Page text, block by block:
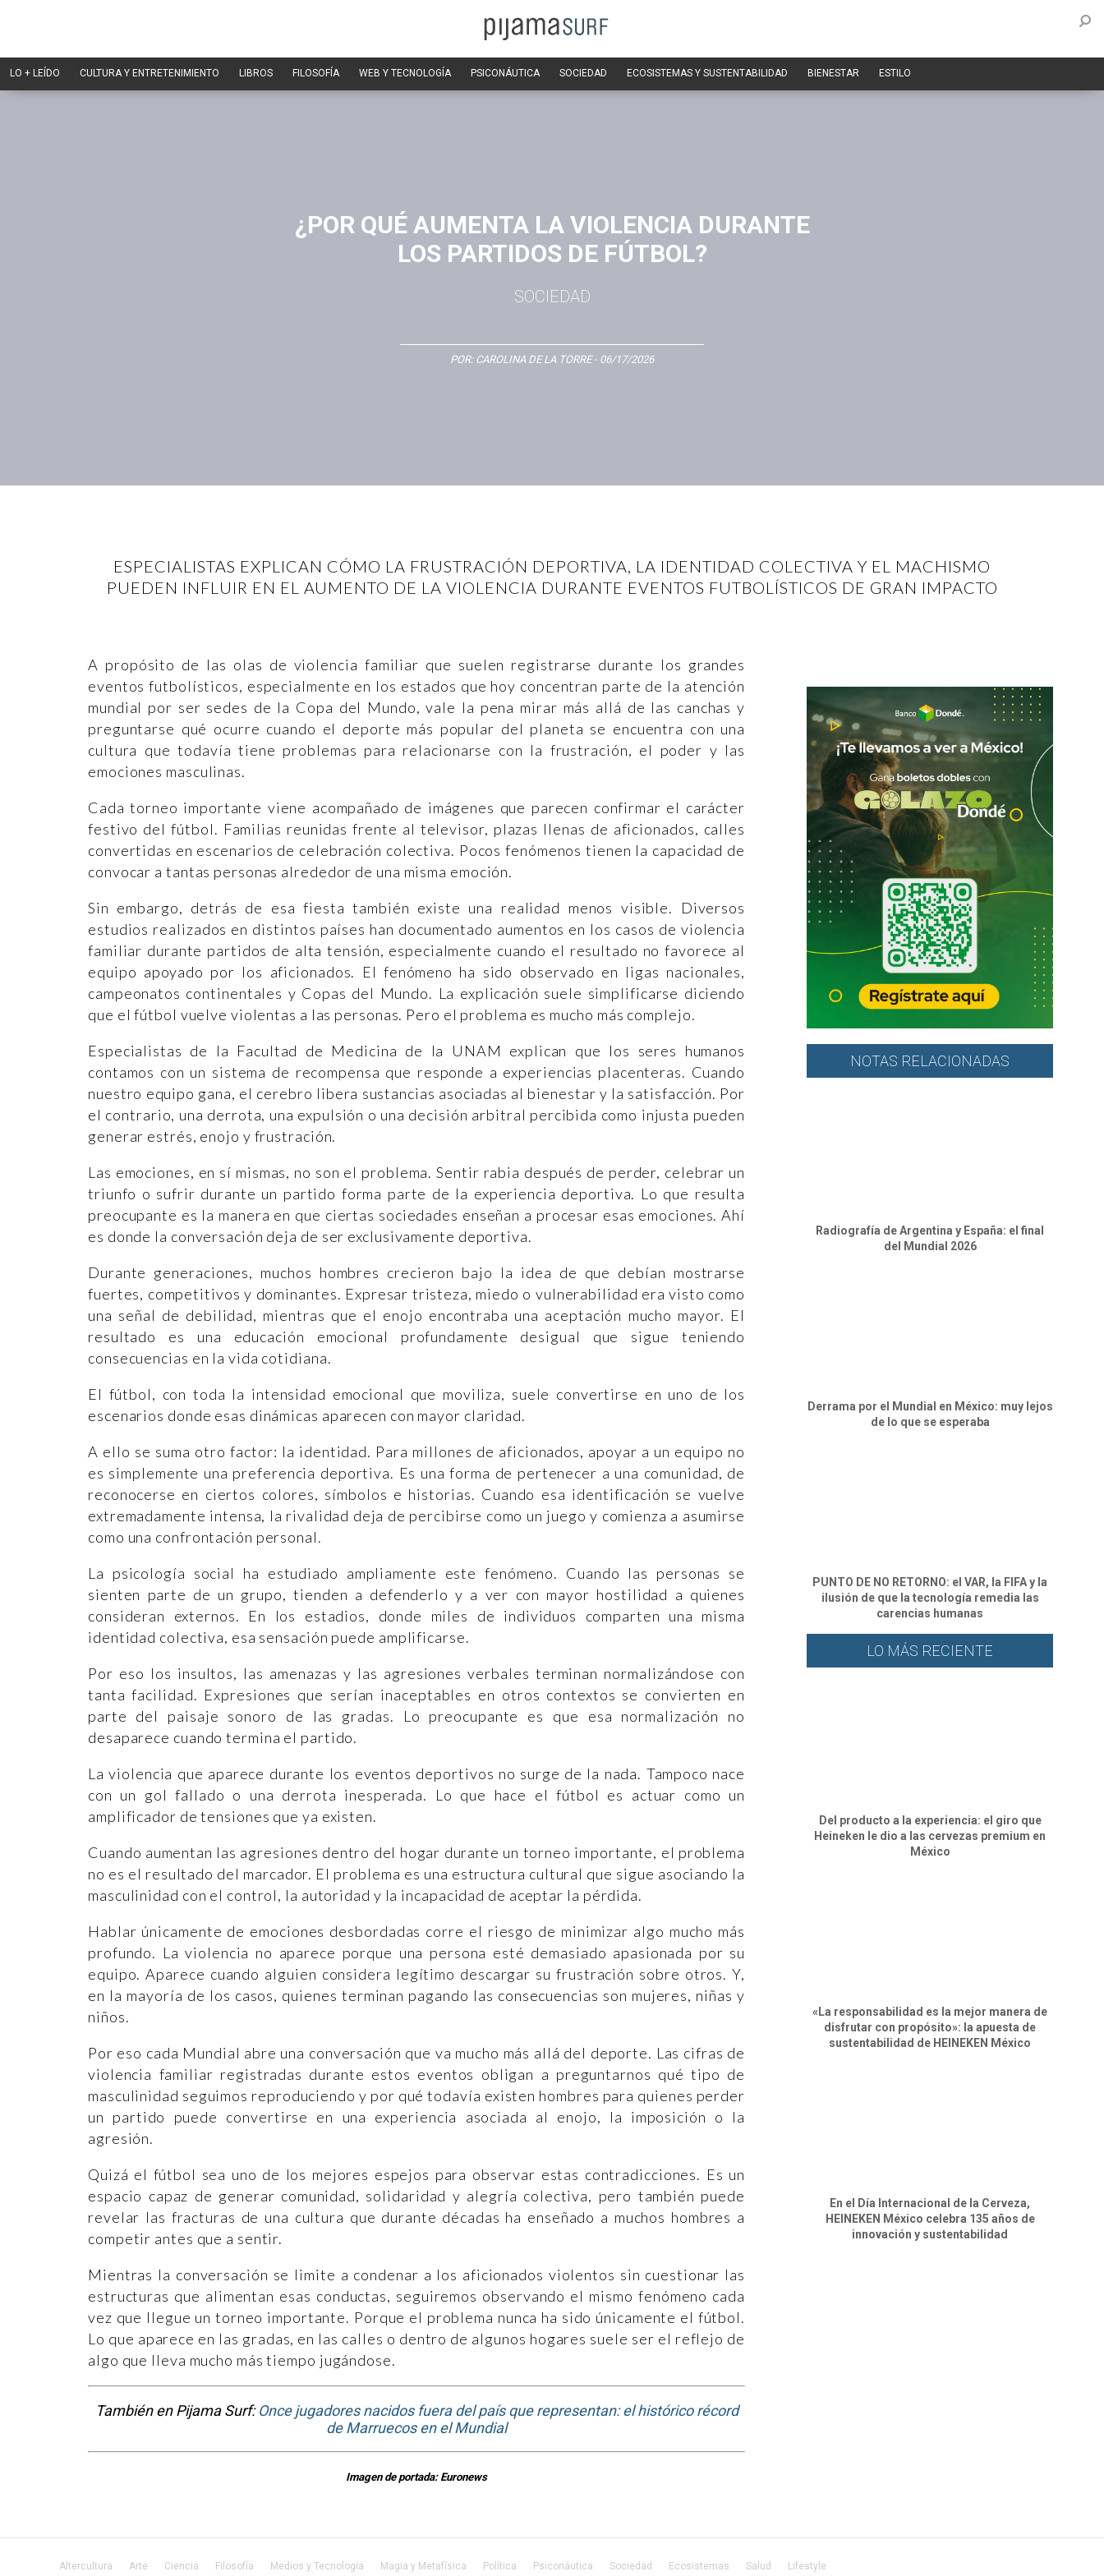
LO + LEÍDO CULTURA Y ENTRETENIMIENTO LIBROS FILOSOFÍA WEB Y TECNOLOGÍA PSICONÁUTICA SOCIEDAD ECOSISTEMAS Y SUSTENTABILIDAD BIENESTAR ESTILO
¿POR QUÉ AUMENTA LA VIOLENCIA DURANTE
LOS PARTIDOS DE FÚTBOL?
SOCIEDAD
POR: CAROLINA DE LA TORRE- 06/17/2026
ESPECIALISTAS EXPLICAN CÓMO LA FRUSTRACIÓN DEPORTIVA, LA IDENTIDAD COLECTIVA Y EL MACHISMO
PUEDEN INFLUIR EN EL AUMENTO DE LA VIOLENCIA DURANTE EVENTOS FUTBOLÍSTICOS DE GRAN IMPACTO
A propósito de las olas de violencia familiar que suelen registrarse durante los grandes
eventos futbolísticos, especialmente en los estados que hoy concentran parte de la atención
mundial por ser sedes de la Copa del Mundo, vale la pena mirar más allá de las canchas y
preguntarse qué ocurre cuando el deporte más popular del planeta se encuentra con una
cultura que todavía tiene problemas para relacionarse con la frustración, el poder y las
emociones masculinas.
Cada torneo importante viene acompañado de imágenes que parecen confirmar el carácter
festivo del fútbol. Familias reunidas frente al televisor, plazas llenas de aficionados, calles
convertidas en escenarios de celebración colectiva. Pocos fenómenos tienen la capacidad de
convocar a tantas personas alrededor de una misma emoción.
Sin embargo, detrás de esa fiesta también existe una realidad menos visible. Diversos
estudios realizados en distintos países han documentado aumentos en los casos de violencia
familiar durante partidos de alta tensión, especialmente cuando el resultado no favorece al
equipo apoyado por los aficionados. El fenómeno ha sido observado en ligas nacionales,
campeonatos continentales y Copas del Mundo. La explicación suele simplificarse diciendo
que el fútbol vuelve violentas a las personas. Pero el problema es mucho más complejo.
Especialistas de la Facultad de Medicina de la UNAM explican que los seres humanos
contamos con un sistema de recompensa que responde a experiencias placenteras. Cuando
nuestro equipo gana, el cerebro libera sustancias asociadas al bienestar y la satisfacción. Por
el contrario, una derrota, una expulsión o una decisión arbitral percibida como injusta pueden
generar estrés, enojo y frustración.
Las emociones, en sí mismas, no son el problema. Sentir rabia después de perder, celebrar un
triunfo o sufrir durante un partido forma parte de la experiencia deportiva. Lo que resulta
preocupante es la manera en que ciertas sociedades enseñan a procesar esas emociones. Ahí
es donde la conversación deja de ser exclusivamente deportiva.
Durante generaciones, muchos hombres crecieron bajo la idea de que debían mostrarse
fuertes, competitivos y dominantes. Expresar tristeza, miedo o vulnerabilidad era visto como
una señal de debilidad, mientras que el enojo encontraba una aceptación mucho mayor. El
resultado es una educación emocional profundamente desigual que sigue teniendo
consecuencias en la vida cotidiana.
El fútbol, con toda la intensidad emocional que moviliza, suele convertirse en uno de los
escenarios donde esas dinámicas aparecen con mayor claridad.
A ello se suma otro factor: la identidad. Para millones de aficionados, apoyar a un equipo no
es simplemente una preferencia deportiva. Es una forma de pertenecer a una comunidad, de
reconocerse en ciertos colores, símbolos e historias. Cuando esa identificación se vuelve
extremadamente intensa, la rivalidad deja de percibirse como un juego y comienza a asumirse
como una confrontación personal.
La psicología social ha estudiado ampliamente este fenómeno. Cuando las personas se
sienten parte de un grupo, tienden a defenderlo y a ver con mayor hostilidad a quienes
consideran externos. En los estadios, donde miles de individuos comparten una misma
identidad colectiva, esa sensación puede amplificarse.
Por eso los insultos, las amenazas y las agresiones verbales terminan normalizándose con
tanta facilidad. Expresiones que serían inaceptables en otros contextos se convierten en
parte del paisaje sonoro de las gradas. Lo preocupante es que esa normalización no
desaparece cuando termina el partido.
La violencia que aparece durante los eventos deportivos no surge de la nada. Tampoco nace
con un gol fallado o una derrota inesperada. Lo que hace el fútbol es actuar como un
amplificador de tensiones que ya existen.
Cuando aumentan las agresiones dentro del hogar durante un torneo importante, el problema
no es el resultado del marcador. El problema es una estructura cultural que sigue asociando la
masculinidad con el control, la autoridad y la incapacidad de aceptar la pérdida.
Hablar únicamente de emociones desbordadas corre el riesgo de minimizar algo mucho más
profundo. La violencia no aparece porque una persona esté demasiado apasionada por su
equipo. Aparece cuando alguien considera legítimo descargar su frustración sobre otros. Y,
en la mayoría de los casos, quienes terminan pagando las consecuencias son mujeres, niñas y
niños.
Por eso cada Mundial abre una conversación que va mucho más allá del deporte. Las cifras de
violencia familiar registradas durante estos eventos obligan a preguntarnos qué tipo de
masculinidad seguimos reproduciendo y por qué todavía existen hombres para quienes perder
un partido puede convertirse en una experiencia asociada al enojo, la imposición o la
agresión.
Quizá el fútbol sea uno de los mejores espejos para observar estas contradicciones. Es un
espacio capaz de generar comunidad, solidaridad y alegría colectiva, pero también puede
revelar las fracturas de una cultura que durante décadas ha enseñado a muchos hombres a
competir antes que a sentir.
Mientras la conversación se limite a condenar a los aficionados violentos sin cuestionar las
estructuras que alimentan esas conductas, seguiremos observando el mismo fenómeno cada
vez que llegue un torneo importante. Porque el problema nunca ha sido únicamente el fútbol.
Lo que aparece en las gradas, en las calles o dentro de algunos hogares suele ser el reflejo de
algo que lleva mucho más tiempo jugándose.
También en Pijama Surf:Once jugadores nacidos fuera del país que representan: el histórico récord
de Marruecos en el Mundial
Imagen de portada: Euronews
NOTAS RELACIONADAS
Radiografía de Argentina y España: el final
del Mundial 2026
Derrama por el Mundial en México: muy lejos
de lo que se esperaba
PUNTO DE NO RETORNO: el VAR, la FIFA y la
ilusión de que la tecnología remedia las
carencias humanas
LO MÁS RECIENTE
Del producto a la experiencia: el giro que
Heineken le dio a las cervezas premium en
México
«La responsabilidad es la mejor manera de
disfrutar con propósito»: la apuesta de
sustentabilidad de HEINEKEN México
En el Día Internacional de la Cerveza,
HEINEKEN México celebra 135 años de
innovación y sustentabilidad
Altercultura Arte Ciencia Filosofía Medios y Tecnología Magia y Metafísica Política Psiconáutica Sociedad Ecosistemas Salud Lifestyle